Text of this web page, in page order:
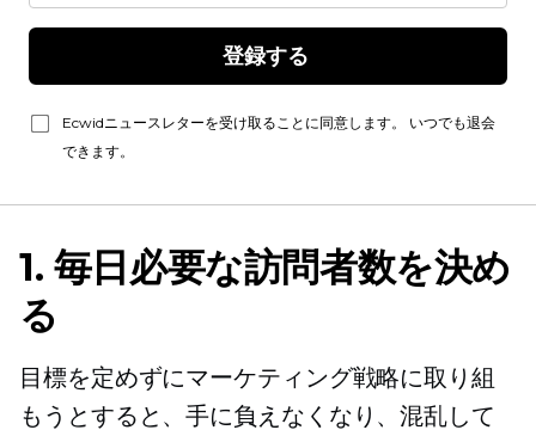
Ecwidニュースレターを受け取ることに同意します。 いつでも退会
できます。
1. 毎日必要な訪問者数を決め
る
目標を定めずにマーケティング戦略に取り組
もうとすると、手に負えなくなり、混乱して